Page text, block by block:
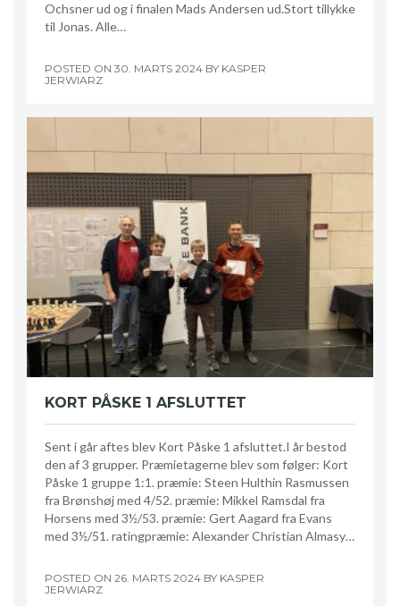
Ochsner ud og i finalen Mads Andersen ud.Stort tillykke
til Jonas. Alle…
POSTED ON 30. MARTS 2024 BY KASPER
JERWIARZ
KORT PÅSKE 1 AFSLUTTET
Sent i går aftes blev Kort Påske 1 afsluttet.I år bestod
den af 3 grupper. Præmietagerne blev som følger: Kort
Påske 1 gruppe 1:1. præmie: Steen Hulthin Rasmussen
fra Brønshøj med 4/52. præmie: Mikkel Ramsdal fra
Horsens med 3½/53. præmie: Gert Aagard fra Evans
med 3½/51. ratingpræmie: Alexander Christian Almasy…
POSTED ON 26. MARTS 2024 BY KASPER
JERWIARZ